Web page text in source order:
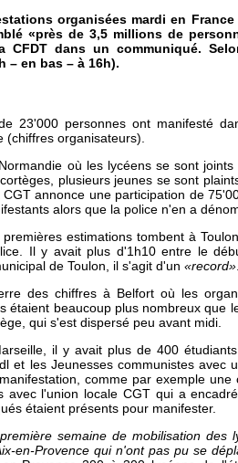
organisées mardi en
«près de 3,5 millions de
CFDT dans un communiqué.
– en bas – à 16h).
23'000 personnes ont manifesté
(chiffres organisateurs).
où les lycéens se sont
plusieurs jeunes se sont
CGT annonce une participation de
alors que la police n'en a
premières estimations tombent à
Il y avait plus d'1h10 entre le
de Toulon, il s'agit d'un «record»
des chiffres à Belfort où les
étaient beaucoup plus nombreux que
qui s'est dispersé peu avant midi.
il y avait plus de 400
et les Jeunesses communistes
comme par exemple
avec l'union locale CGT qui a
étaient présents pour manifester.
semaine de mobilisation
en-Provence qui n'ont pas pu se